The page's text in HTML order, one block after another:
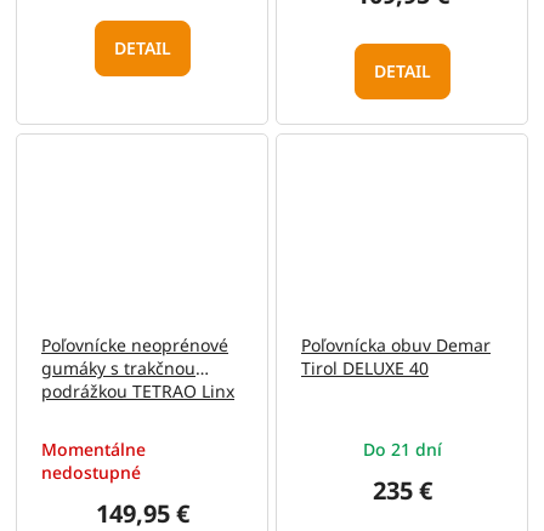
DETAIL
DETAIL
Poľovnícke neoprénové
gumáky s trakčnou
podrážkou TETRAO Linx
Momentálne
nedostupné
149,95 €
Poľovnícka obuv Demar
Tirol DELUXE 40
Do 21 dní
235 €